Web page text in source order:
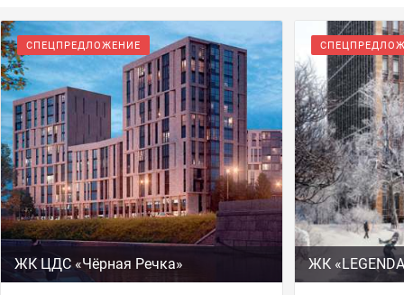
СПЕЦПРЕДЛОЖЕНИЕ
ЖК ЦДС «Чёрная Речка» ЖК